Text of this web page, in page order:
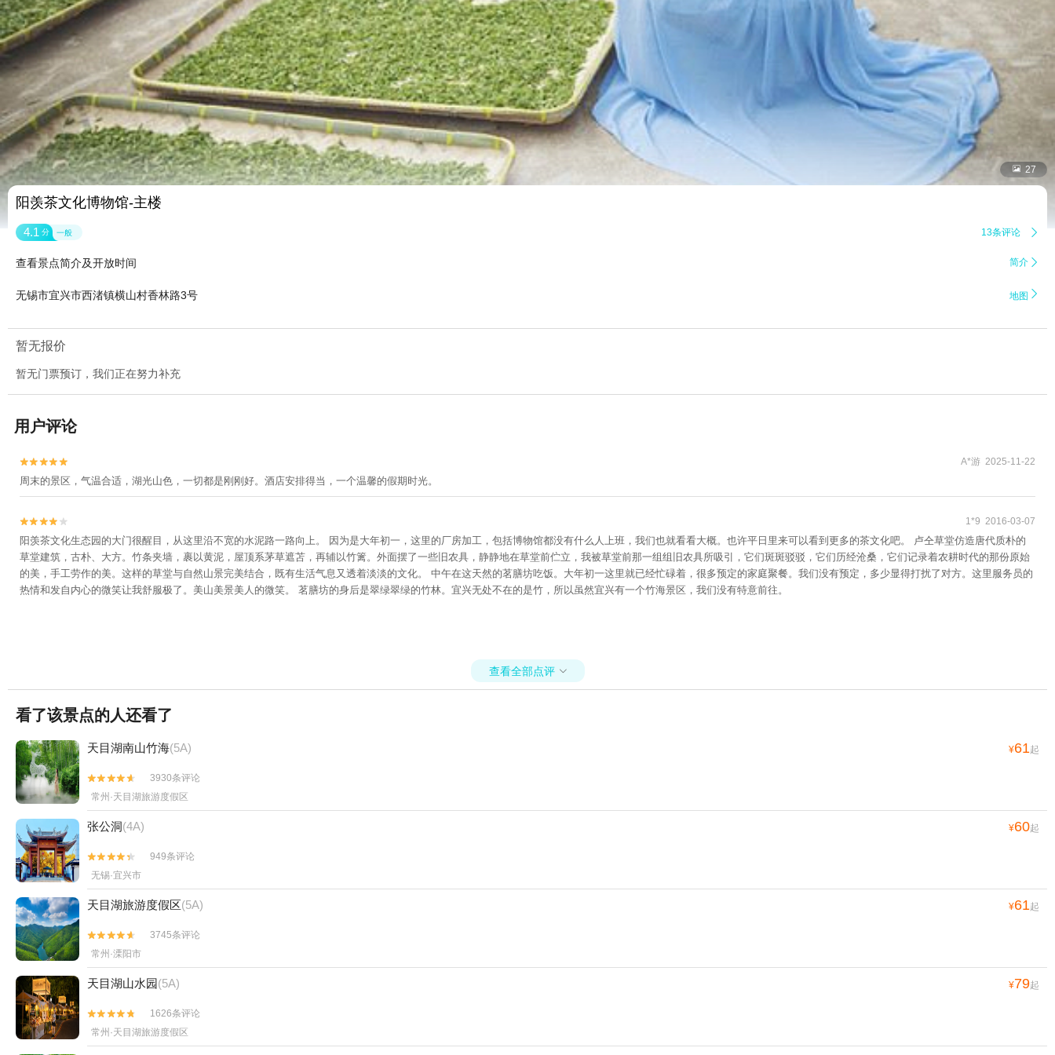
 27
阳羡茶文化博物馆-主楼
4.1 分 一般 13条评论 
查看景点简介及开放时间 简介 
无锡市宜兴市西渚镇横山村香林路3号 地图 
暂无报价
暂无门票预订，我们正在努力补充
用户评论

 A*游 2025-11-22
周末的景区，气温合适，湖光山色，一切都是刚刚好。酒店安排得当，一个温馨的假期时光。

 1*9 2016-03-07
阳羡茶文化生态园的大门很醒目，从这里沿不宽的水泥路一路向上。 因为是大年初一，这里的厂房加工，包括博物馆都没有什么人上班，我们也就看看大概。也许平日里来可以看到更多的茶文化吧。 卢仝草堂仿造唐代质朴的
草堂建筑，古朴、大方。竹条夹墙，裹以黄泥，屋顶系茅草遮苫，再辅以竹篱。外面摆了一些旧农具，静静地在草堂前伫立，我被草堂前那一组组旧农具所吸引，它们斑斑驳驳，它们历经沧桑，它们记录着农耕时代的那份原始
的美，手工劳作的美。这样的草堂与自然山景完美结合，既有生活气息又透着淡淡的文化。 中午在这天然的茗膳坊吃饭。大年初一这里就已经忙碌着，很多预定的家庭聚餐。我们没有预定，多少显得打扰了对方。这里服务员的
热情和发自内心的微笑让我舒服极了。美山美景美人的微笑。 茗膳坊的身后是翠绿翠绿的竹林。宜兴无处不在的是竹，所以虽然宜兴有一个竹海景区，我们没有特意前往。
查看全部点评 
看了该景点的人还看了
天目湖南山竹海(5A) ¥61起


3930条评论
常州·天目湖旅游度假区
张公洞(4A) ¥60起


949条评论
无锡·宜兴市
天目湖旅游度假区(5A) ¥61起


3745条评论
常州·溧阳市
天目湖山水园(5A) ¥79起


1626条评论
常州·天目湖旅游度假区